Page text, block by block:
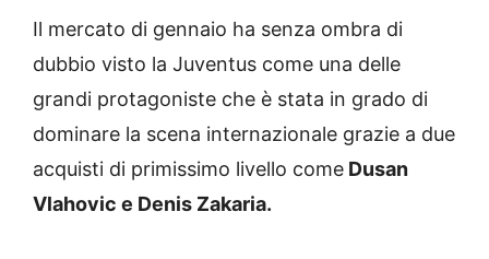
Il mercato di gennaio ha senza ombra di
dubbio visto la Juventus come una delle
grandi protagoniste che è stata in grado di
dominare la scena internazionale grazie a due
acquisti di primissimo livello come Dusan
Vlahovic e Denis Zakaria.